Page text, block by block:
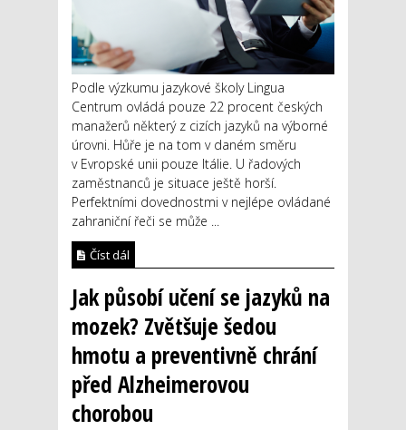
Podle výzkumu jazykové školy Lingua
Centrum ovládá pouze 22 procent českých
manažerů některý z cizích jazyků na výborné
úrovni. Hůře je na tom v daném směru
v Evropské unii pouze Itálie. U řadových
zaměstnanců je situace ještě horší.
Perfektními dovednostmi v nejlépe ovládané
zahraniční řeči se může ...
Číst dál
Jak působí učení se jazyků na
mozek? Zvětšuje šedou
hmotu a preventivně chrání
před Alzheimerovou
chorobou